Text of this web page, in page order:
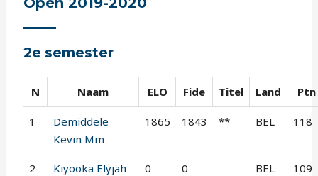
2e semester
N Naam ELO Fide Titel Land Ptn
1
Demiddele
Kevin Mm
1865 1843 ** BEL 118
2 Kiyooka Elyjah 0 0 BEL 109